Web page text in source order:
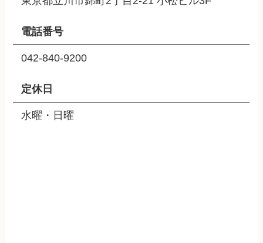
電話番号
042-840-9200
定休日
水曜・日曜